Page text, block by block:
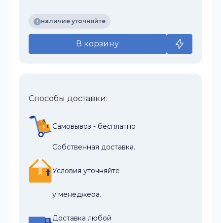
наличие уточняйте
В корзину
Способы доставки:
Самовывоз - бесплатно
Собственная доставка.
Условия уточняйте
у менеджера.
Доставка любой